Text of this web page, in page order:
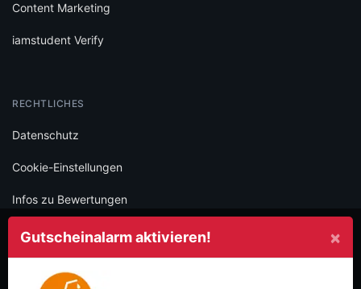
×
Gutscheinalarm aktivieren!
Content Marketing
iamstudent Verify
RECHTLICHES
Datenschutz
Cookie-Einstellungen
Infos zu Bewertungen
AGB